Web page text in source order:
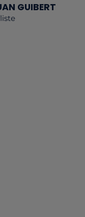
GUIBERT